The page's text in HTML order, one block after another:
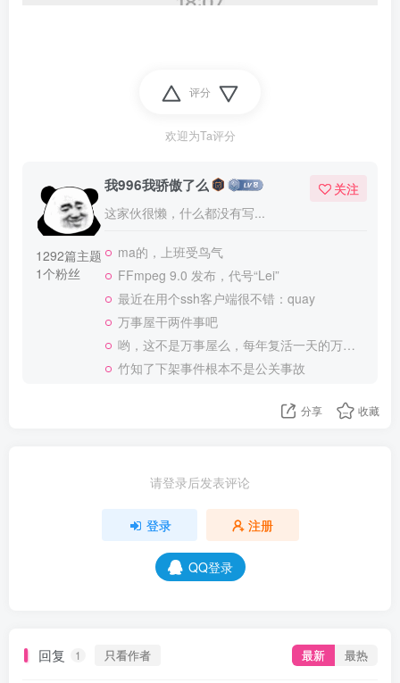
评分
欢迎为Ta评分
1292篇主题
1个粉丝
我996我骄傲了么
这家伙很懒，什么都没有写...
关注
ma的，上班受鸟气
FFmpeg 9.0 发布，代号“Lei”
最近在用个ssh客户端很不错：quay
万事屋干两件事吧
哟，这不是万事屋么，每年复活一天的万事屋
竹知了下架事件根本不是公关事故
分享 收藏
请登录后发表评论
登录 注册
QQ登录
回复 1 只看作者 最新 最热